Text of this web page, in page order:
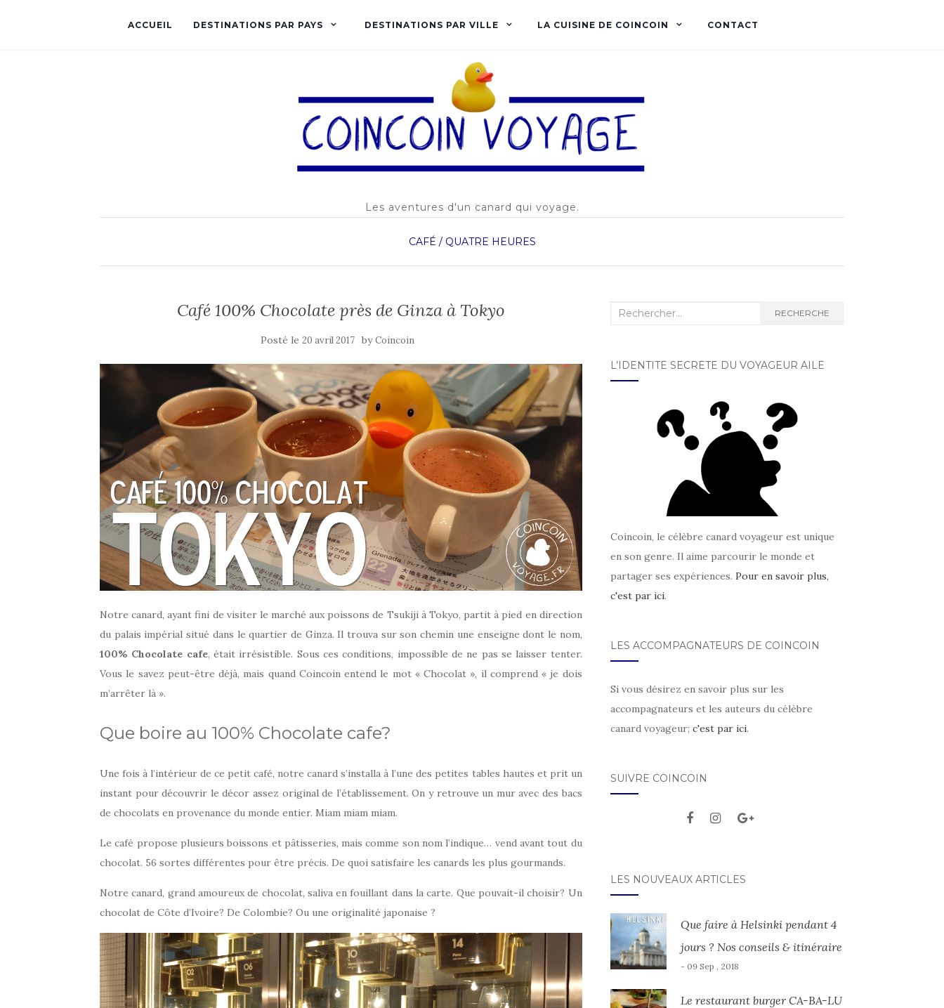
ACCUEIL DESTINATIONS PAR PAYS DESTINATIONS PAR VILLE LA CUISINE DE COINCOIN CONTACT
Les aventures d'un canard qui voyage.
CAFÉ / QUATRE HEURES
Café 100% Chocolate près de Ginza à Tokyo
Posté le 20 avril 2017 byCoincoin
Notre canard, ayant fini de visiter le marché aux poissons de Tsukiji à Tokyo, partit à pied en direction
du palais impérial situé dans le quartier de Ginza. Il trouva sur son chemin une enseigne dont le nom,
100% Chocolate cafe, était irrésistible. Sous ces conditions, impossible de ne pas se laisser tenter.
Vous le savez peut-être déjà, mais quand Coincoin entend le mot « Chocolat », il comprend « je dois
m’arrêter là ».
Que boire au 100% Chocolate cafe?
Une fois à l’intérieur de ce petit café, notre canard s’installa à l’une des petites tables hautes et prit un
instant pour découvrir le décor assez original de l’établissement. On y retrouve un mur avec des bacs
de chocolats en provenance du monde entier. Miam miam miam.
Le café propose plusieurs boissons et pâtisseries, mais comme son nom l’indique… vend avant tout du
chocolat. 56 sortes différentes pour être précis. De quoi satisfaire les canards les plus gourmands.
Notre canard, grand amoureux de chocolat, saliva en fouillant dans la carte. Que pouvait-il choisir? Un
chocolat de Côte d’Ivoire? De Colombie? Ou une originalité japonaise ?
Recherche : RECHERCHE
L’IDENTITÉ SECRÈTE DU VOYAGEUR AILÉ
Coincoin, le célèbre canard voyageur est unique
en son genre. Il aime parcourir le monde et
partager ses expériences. Pour en savoir plus,
c'est par ici.
LES ACCOMPAGNATEURS DE COINCOIN
Si vous désirez en savoir plus sur les
accompagnateurs et les auteurs du célèbre
canard voyageur; c'est par ici.
SUIVRE COINCOIN
LES NOUVEAUX ARTICLES
Que faire à Helsinki pendant 4
jours ? Nos conseils & itinéraire
- 09 Sep , 2018
Le restaurant burger CA-BA-LU